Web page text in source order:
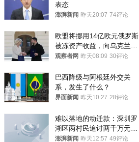
表态
澎湃新闻 昨天20:07 74评论
欧盟将挪用14亿欧元俄罗斯
被冻资产收益，向乌克兰提
供援助
观察者网 昨天08:09 30评论
巴西降级与阿根廷外交关
系，发生了什么？
界面新闻 昨天10:27 28评论
难以落地的动迁款：深圳罗
湖区两村民追讨两千万元动
迁款八年未果
澎湃新闻 昨天12:57 49评论